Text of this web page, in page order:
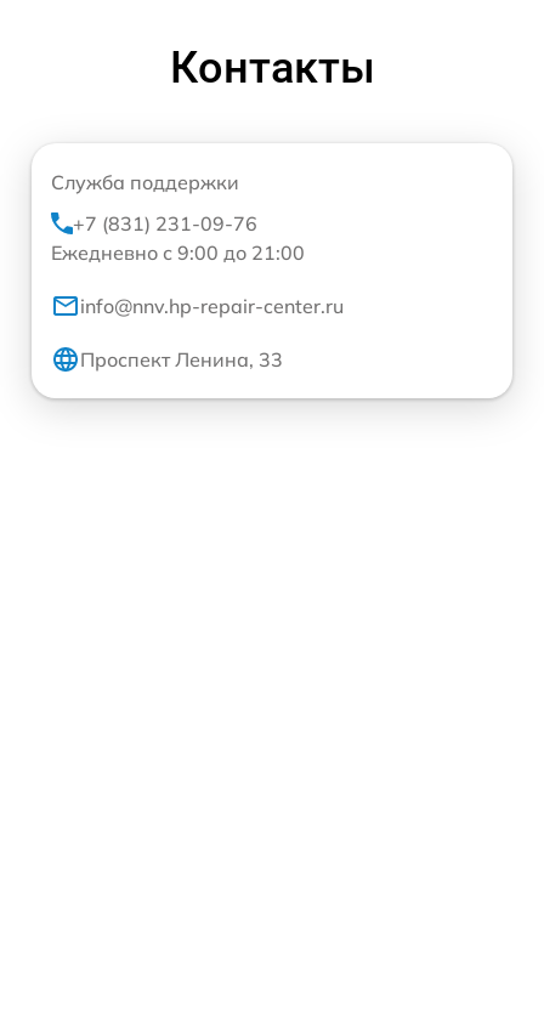
Контакты
Служба поддержки
+7 (831) 231-09-76
Ежедневно с 9:00 до 21:00
info@nnv.hp-repair-center.ru
Проспект Ленина, 33